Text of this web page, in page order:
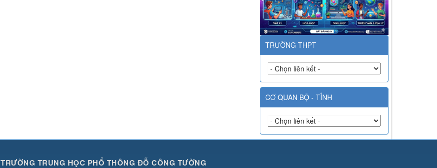
TRƯỜNG THPT
CƠ QUAN BỘ - TỈNH
TRƯỜNG TRUNG HỌC PHỔ THÔNG ĐỖ CÔNG TƯỜNG